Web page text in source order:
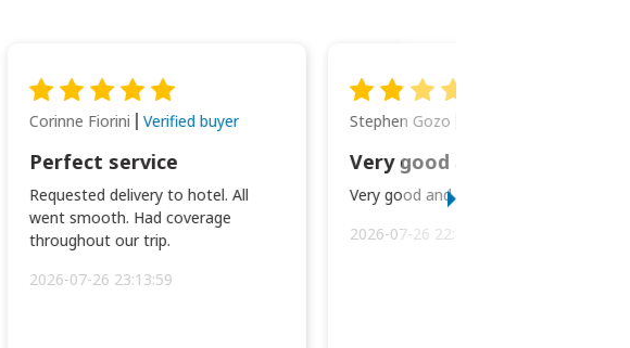
Corinne Fiorini Verified buyer
Perfect service
Requested delivery to hotel. All
went smooth. Had coverage
throughout our trip.
2026-07-26 23:13:59
Stephen Gozo
Very good and prompt service.
2026-07-26 22:43:45